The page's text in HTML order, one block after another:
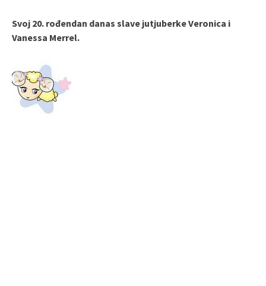
Svoj 20. rođendan danas slave jutjuberke Veronica i
Vanessa Merrel.